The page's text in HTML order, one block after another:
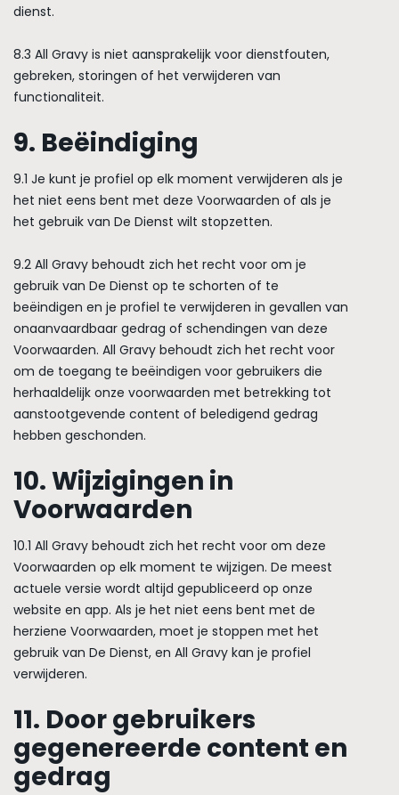
dienst.
8.3 All Gravy is niet aansprakelijk voor dienstfouten,
gebreken, storingen of het verwijderen van
functionaliteit.
9. Beëindiging
9.1 Je kunt je profiel op elk moment verwijderen als je
het niet eens bent met deze Voorwaarden of als je
het gebruik van De Dienst wilt stopzetten.
9.2 All Gravy behoudt zich het recht voor om je
gebruik van De Dienst op te schorten of te
beëindigen en je profiel te verwijderen in gevallen van
onaanvaardbaar gedrag of schendingen van deze
Voorwaarden. All Gravy behoudt zich het recht voor
om de toegang te beëindigen voor gebruikers die
herhaaldelijk onze voorwaarden met betrekking tot
aanstootgevende content of beledigend gedrag
hebben geschonden.
10. Wijzigingen in
Voorwaarden
10.1 All Gravy behoudt zich het recht voor om deze
Voorwaarden op elk moment te wijzigen. De meest
actuele versie wordt altijd gepubliceerd op onze
website en app. Als je het niet eens bent met de
herziene Voorwaarden, moet je stoppen met het
gebruik van De Dienst, en All Gravy kan je profiel
verwijderen.
11. Door gebruikers
gegenereerde content en
gedrag